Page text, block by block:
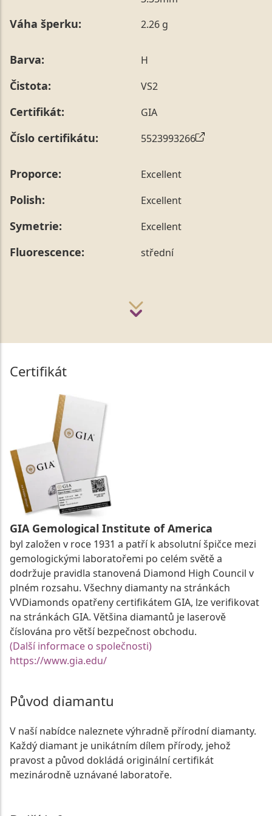
sdělit během jejího telefonického ověření, které z naší
Pro sdělení skladové velikosti tohoto konkrétního
Váha šperku: 2.26 g
Barva: H
Čistota: VS2
Certifikát: GIA
Číslo certifikátu: 5523993266
Proporce: Excellent
Polish: Excellent
Symetrie: Excellent
Fluorescence: střední
Certifikát
GIA Gemological Institute of America
byl založen v roce 1931 a patří k absolutní špičce mezi
gemologickými laboratořemi po celém světě a
dodržuje pravidla stanovená Diamond High Council v
plném rozsahu. Všechny diamanty na stránkách
VVDiamonds opatřeny certifikátem GIA, lze verifikovat
na stránkách GIA. Většina diamantů je laserově
číslována pro větší bezpečnost obchodu.
(Další informace o společnosti)
https://www.gia.edu/
Původ diamantu
V naší nabídce naleznete výhradně přírodní diamanty.
Každý diamant je unikátním dílem přírody, jehož
pravost a původ dokládá originální certifikát
mezinárodně uznávané laboratoře.